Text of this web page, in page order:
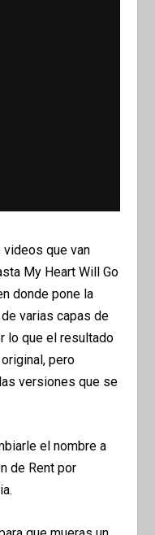
videos que van
My Heart Will Go
donde pone la
varias capas de
lo que el resultado
pero
versiones que se
el nombre a
de Rent por